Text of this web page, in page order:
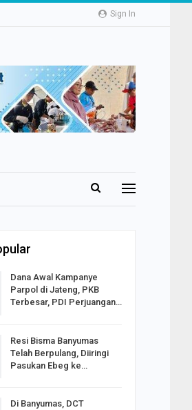
Sign In
Dana Awal Kampanye
Parpol di Jateng, PKB
Terbesar, PDI Perjuangan…
Resi Bisma Banyumas
Telah Berpulang, Diiringi
Pasukan Ebeg ke…
Di Banyumas, DCT